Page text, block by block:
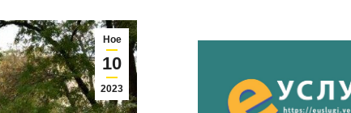
Ное
10
2023